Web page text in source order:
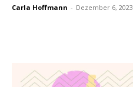
Carla Hoffmann - Dezember 6, 2023